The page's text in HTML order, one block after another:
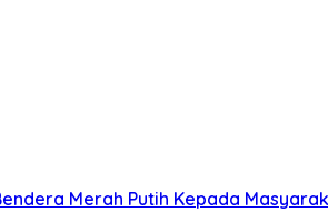
Merah Putih Kepada